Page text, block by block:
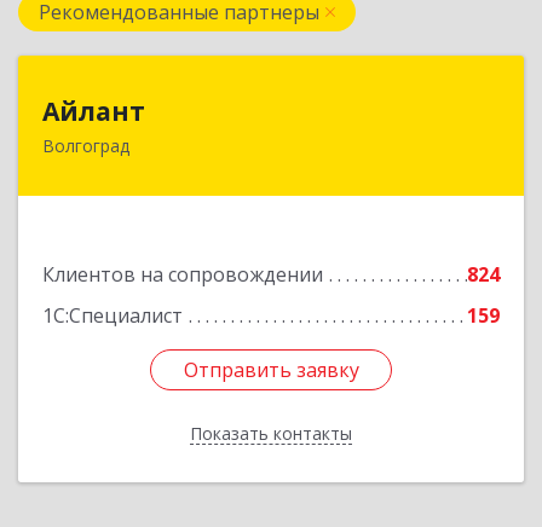
Рекомендованные партнеры
Айлант
Волгоград
Клиентов на сопровождении
824
1С:Специалист
159
Отправить заявку
Показать контакты
400001, Волгоградская обл, Волгоград г, им
Отправить заявку
Назад